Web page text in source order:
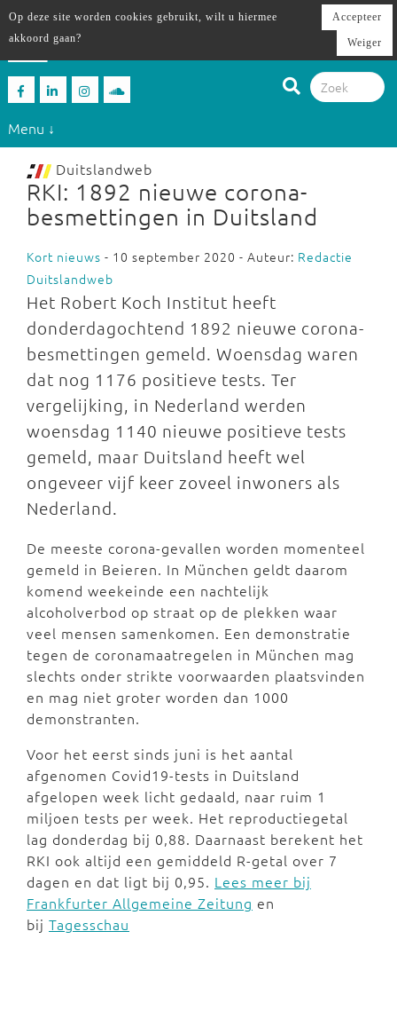
Menu ↓
Duitslandweb
RKI: 1892 nieuwe corona-
besmettingen in Duitsland
Kort nieuws - 10 september 2020 - Auteur: Redactie
Duitslandweb
Het Robert Koch Institut heeft
donderdagochtend 1892 nieuwe corona-
besmettingen gemeld. Woensdag waren
dat nog 1176 positieve tests. Ter
vergelijking, in Nederland werden
woensdag 1140 nieuwe positieve tests
gemeld, maar Duitsland heeft wel
ongeveer vijf keer zoveel inwoners als
Nederland.
De meeste corona-gevallen worden momenteel
gemeld in Beieren. In München geldt daarom
komend weekeinde een nachtelijk
alcoholverbod op straat op de plekken waar
veel mensen samenkomen. Een demonstratie
tegen de coronamaatregelen in München mag
slechts onder strikte voorwaarden plaatsvinden
en mag niet groter worden dan 1000
demonstranten.
Voor het eerst sinds juni is het aantal
afgenomen Covid19-tests in Duitsland
afgelopen week licht gedaald, naar ruim 1
miljoen tests per week. Het reproductiegetal
lag donderdag bij 0,88. Daarnaast berekent het
RKI ook altijd een gemiddeld R-getal over 7
dagen en dat ligt bij 0,95. Lees meer bij
Frankfurter Allgemeine Zeitung en
bij Tagesschau
Op deze site worden cookies gebruikt, wilt u hiermee
akkoord gaan?
Accepteer
Weiger